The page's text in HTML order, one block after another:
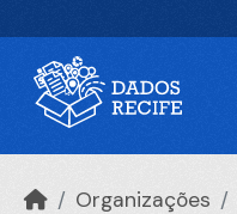
Organizações